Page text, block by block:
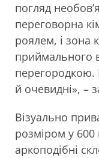
погляд
переговорна
роялем, і зона
приймального
перегородкою.
й очевидні», –
Візуально
розміром у 600
аркоподібні